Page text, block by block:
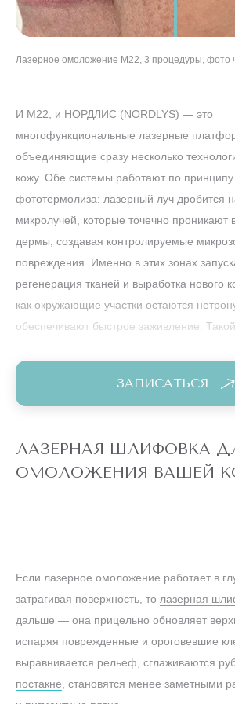
Лазерное омоложение М22, 3 процедуры, фото
Лазерное омоложение и удаление
Лазерное омоложение и удаление пигментации
Лазерное омоложение шеи и зоны декольте, 4
И M22, и НОРДЛИС (NORDLYS) — это
многофункциональные лазерные
объединяющие сразу несколько
кожу. Обе системы работают по
фототермолиза: лазерный луч дробится
микролучей, которые точечно проникают
дермы, создавая контролируемые
повреждения. Именно в этих зонах
регенерация тканей и выработка нового
как окружающие участки остаются
обеспечивают быстрое заживление.
«золотым стандартом» среди
покрытия. Встроенные системы
ЗАПИСАТЬСЯ
ЛАЗЕРНАЯ ШЛИФОВКА
ОМОЛОЖЕНИЯ ВАШЕЙ
Если лазерное омоложение работает в
затрагивая поверхность, то лазерная
дальше — она прицельно обновляет
испаряя поврежденные и ороговевшие
выравнивается рельеф, сглаживаются
постакне , становятся менее заметными